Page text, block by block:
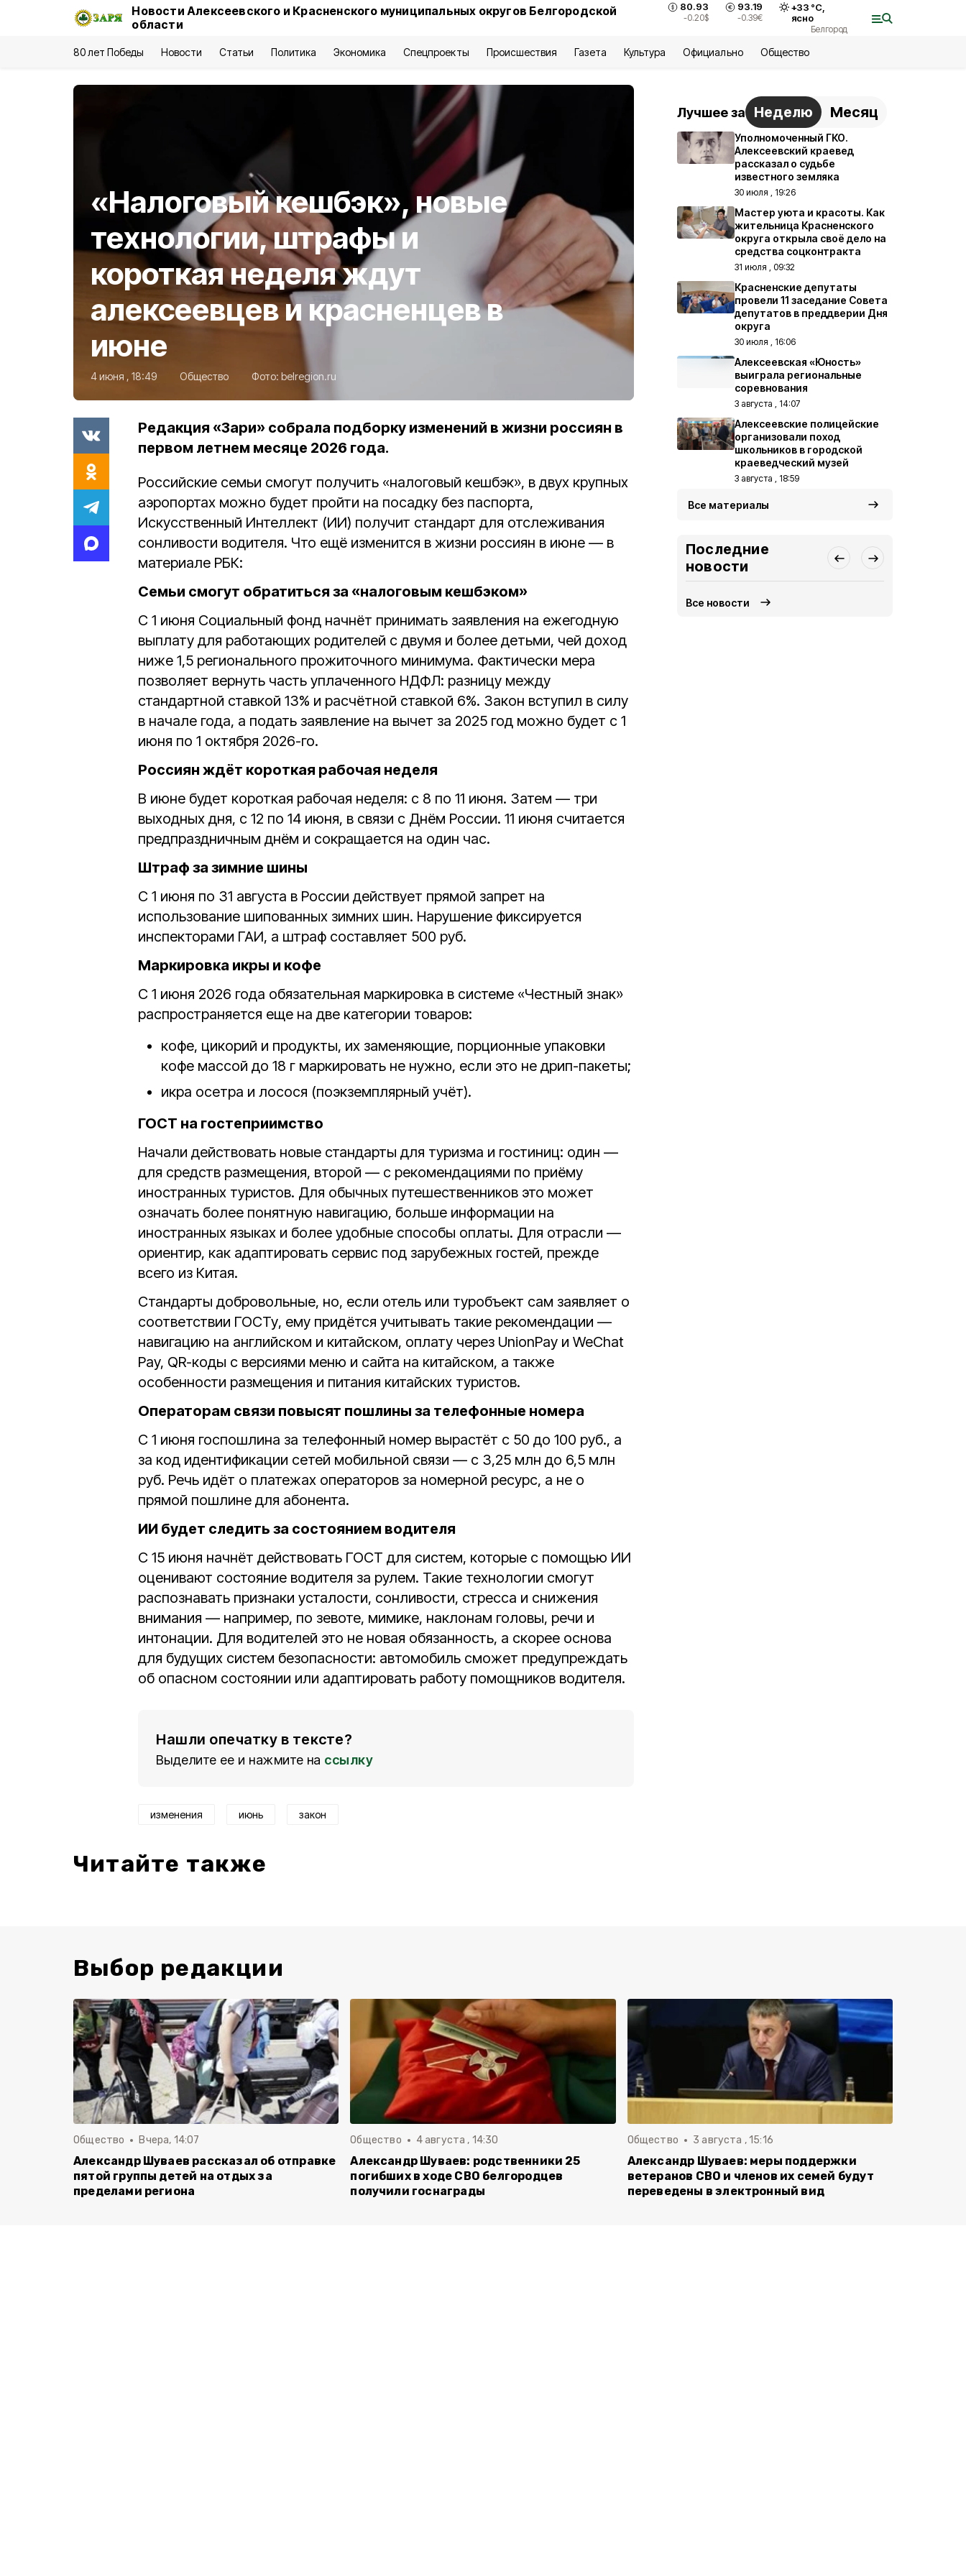
Новости Алексеевского и Красненского муниципальных округов Белгородской
области
80.93
-0.20$
93.19
-0.39€
+33 °С,
ясно
Белгород
80 лет Победы Новости Статьи Политика Экономика Спецпроекты Происшествия Газета Культура Официально Общество
«Налоговый кешбэк», новые
технологии, штрафы и
короткая неделя ждут
алексеевцев и красненцев в
июне
4 июня , 18:49 Общество Фото: belregion.ru
Редакция «Зари» собрала подборку изменений в жизни россиян в
первом летнем месяце 2026 года.
Российские семьи смогут получить «налоговый кешбэк», в двух крупных
аэропортах можно будет пройти на посадку без паспорта,
Искусственный Интеллект (ИИ) получит стандарт для отслеживания
сонливости водителя. Что ещё изменится в жизни россиян в июне — в
материале РБК:
Семьи смогут обратиться за «налоговым кешбэком»
С 1 июня Социальный фонд начнёт принимать заявления на ежегодную
выплату для работающих родителей с двумя и более детьми, чей доход
ниже 1,5 регионального прожиточного минимума. Фактически мера
позволяет вернуть часть уплаченного НДФЛ: разницу между
стандартной ставкой 13% и расчётной ставкой 6%. Закон вступил в силу
в начале года, а подать заявление на вычет за 2025 год можно будет с 1
июня по 1 октября 2026-го.
Россиян ждёт короткая рабочая неделя
В июне будет короткая рабочая неделя: с 8 по 11 июня. Затем — три
выходных дня, с 12 по 14 июня, в связи с Днём России. 11 июня считается
предпраздничным днём и сокращается на один час.
Штраф за зимние шины
С 1 июня по 31 августа в России действует прямой запрет на
использование шипованных зимних шин. Нарушение фиксируется
инспекторами ГАИ, а штраф составляет 500 руб.
Маркировка икры и кофе
С 1 июня 2026 года обязательная маркировка в системе «Честный знак»
распространяется еще на две категории товаров:
кофе, цикорий и продукты, их заменяющие, порционные упаковки
кофе массой до 18 г маркировать не нужно, если это не дрип-пакеты;
икра осетра и лосося (поэкземплярный учёт).
ГОСТ на гостеприимство
Начали действовать новые стандарты для туризма и гостиниц: один —
для средств размещения, второй — с рекомендациями по приёму
иностранных туристов. Для обычных путешественников это может
означать более понятную навигацию, больше информации на
иностранных языках и более удобные способы оплаты. Для отрасли —
ориентир, как адаптировать сервис под зарубежных гостей, прежде
всего из Китая.
Стандарты добровольные, но, если отель или туробъект сам заявляет о
соответствии ГОСТу, ему придётся учитывать такие рекомендации —
навигацию на английском и китайском, оплату через UnionPay и WeChat
Pay, QR-коды с версиями меню и сайта на китайском, а также
особенности размещения и питания китайских туристов.
Операторам связи повысят пошлины за телефонные номера
С 1 июня госпошлина за телефонный номер вырастёт с 50 до 100 руб., а
за код идентификации сетей мобильной связи — с 3,25 млн до 6,5 млн
руб. Речь идёт о платежах операторов за номерной ресурс, а не о
прямой пошлине для абонента.
ИИ будет следить за состоянием водителя
С 15 июня начнёт действовать ГОСТ для систем, которые с помощью ИИ
оценивают состояние водителя за рулем. Такие технологии смогут
распознавать признаки усталости, сонливости, стресса и снижения
внимания — например, по зевоте, мимике, наклонам головы, речи и
интонации. Для водителей это не новая обязанность, а скорее основа
для будущих систем безопасности: автомобиль сможет предупреждать
об опасном состоянии или адаптировать работу помощников водителя.
Нашли опечатку в тексте?
Выделите ее и нажмите на ссылку
изменения июнь закон
Читайте также
Лучшее за Неделю Месяц
Уполномоченный ГКО.
Алексеевский краевед
рассказал о судьбе
известного земляка
30 июля , 19:26
Мастер уюта и красоты. Как
жительница Красненского
округа открыла своё дело на
средства соцконтракта
31 июля , 09:32
Красненские депутаты
провели 11 заседание Совета
депутатов в преддверии Дня
округа
30 июля , 16:06
Алексеевская «Юность»
выиграла региональные
соревнования
3 августа , 14:07
Алексеевские полицейские
организовали поход
школьников в городской
краеведческий музей
3 августа , 18:59
Все материалы
Последние
новости
Все новости
Выбор редакции
Общество Вчера, 14:07
Александр Шуваев рассказал об отправке
пятой группы детей на отдых за
пределами региона
Общество 4 августа , 14:30
Александр Шуваев: родственники 25
погибших в ходе СВО белгородцев
получили госнаграды
Общество 3 августа , 15:16
Александр Шуваев: меры поддержки
ветеранов СВО и членов их семей будут
переведены в электронный вид